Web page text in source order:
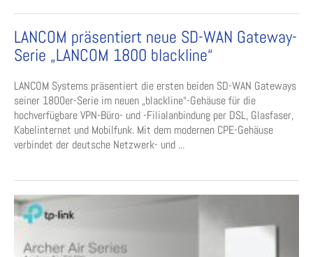
LANCOM präsentiert neue SD-WAN Gateway-
Serie „LANCOM 1800 blackline“
LANCOM Systems präsentiert die ersten beiden SD-WAN Gateways
seiner 1800er-Serie im neuen „blackline“-Gehäuse für die
hochverfügbare VPN-Büro- und -Filialanbindung per DSL, Glasfaser,
Kabelinternet und Mobilfunk. Mit dem modernen CPE-Gehäuse
verbindet der deutsche Netzwerk- und ...